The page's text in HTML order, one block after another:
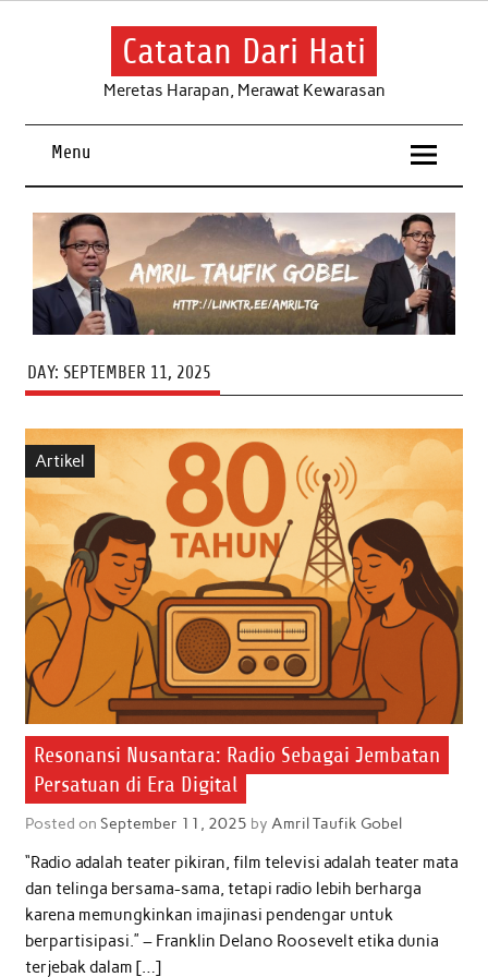
Skip
Catatan Dari Hati
Meretas Harapan, Merawat Kewarasan
Menu
DAY: SEPTEMBER 11, 2025
Artikel
Resonansi Nusantara: Radio Sebagai Jembatan
Persatuan di Era Digital
Posted on September 11, 2025 by Amril Taufik Gobel
“Radio adalah teater pikiran, film televisi adalah teater mata
dan telinga bersama-sama, tetapi radio lebih berharga
karena memungkinkan imajinasi pendengar untuk
berpartisipasi.” – Franklin Delano Roosevelt etika dunia
terjebak dalam […]